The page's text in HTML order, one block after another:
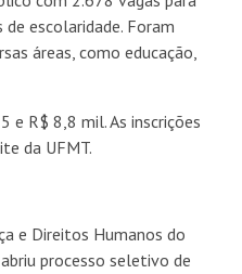
escolaridade. Foram
áreas, como educação,
e R$ 8,8 mil. As inscrições
da UFMT.
e Direitos Humanos do
processo seletivo de